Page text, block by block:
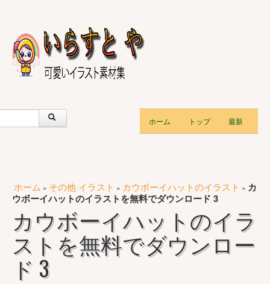
ホーム トップ 最新
ホーム » その他 イラスト » カウボーイハットのイラスト » カ
ウボーイハットのイラストを無料でダウンロード 3
カウボーイハットのイラ
ストを無料でダウンロー
ド 3